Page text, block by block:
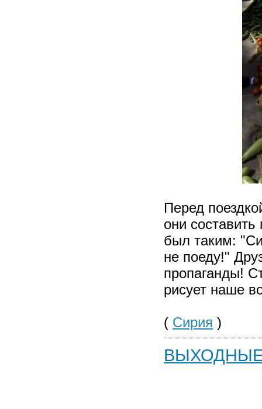
Перед
они
был таким:
не поеду!"
пропаганды!
рисует наше
( Сирия )